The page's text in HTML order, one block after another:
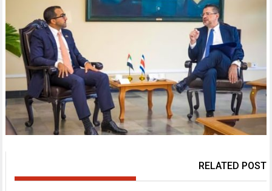
RELATED POST